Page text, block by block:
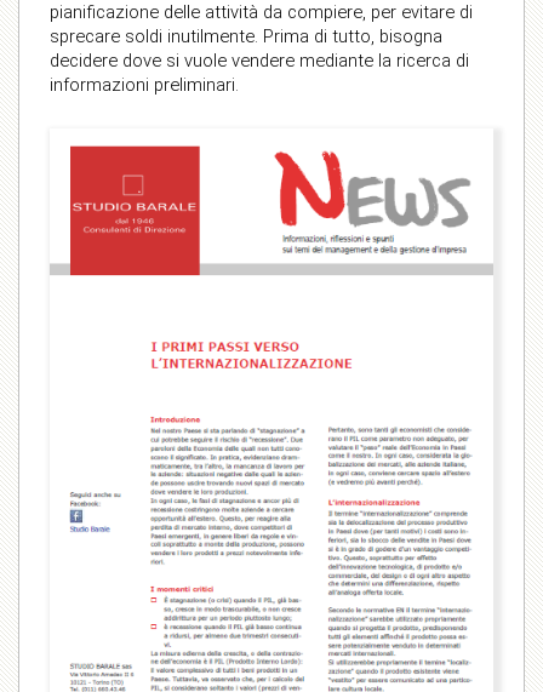
pianificazione delle attività da compiere, per evitare di
sprecare soldi inutilmente. Prima di tutto, bisogna
decidere dove si vuole vendere mediante la ricerca di
informazioni preliminari.